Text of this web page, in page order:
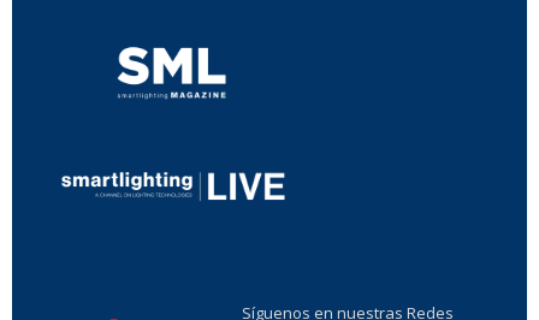
Síguenos en nuestras Redes